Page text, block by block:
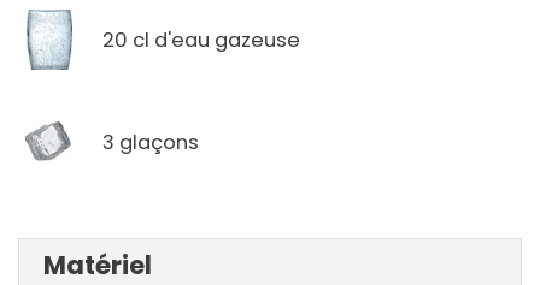
20 cl d'eau gazeuse
3 glaçons
Matériel